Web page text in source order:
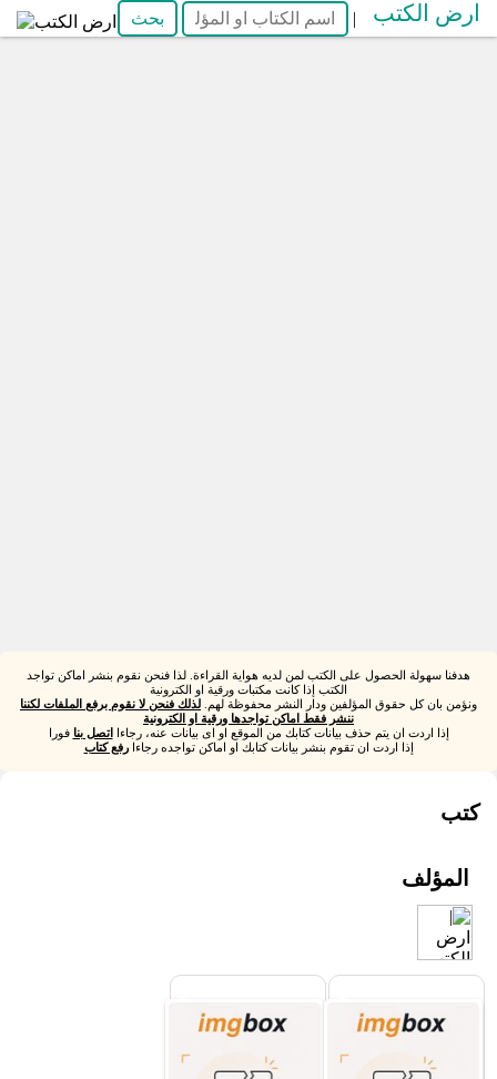
ارض الكتب |
هدفنا سهولة الحصول على الكتب لمن لديه هواية القراءة. لذا فنحن نقوم بنشر اماكن تواجد
الكتب إذا كانت مكتبات ورقية او الكترونية
ونؤمن بان كل حقوق المؤلفين ودار النشر محفوظة لهم. لذلك فنحن لا نقوم برفع الملفات لكننا
ننشر فقط اماكن تواجدها ورقية او الكترونية
إذا اردت ان يتم حذف بيانات كتابك من الموقع او اى بيانات عنه، رجاءااتصل بنا فورا
إذا اردت ان تقوم بنشر بيانات كتابك او اماكن تواجده رجاءارفع كتاب
كتب
المؤلف